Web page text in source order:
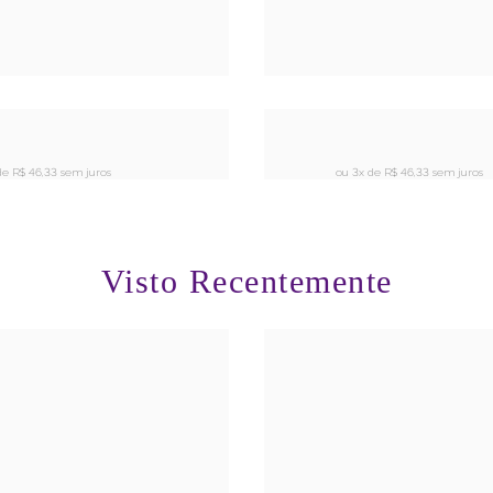
R$ 46,33 sem juros ou 3x de R$ 46,33 sem juros
Visto Recentemente